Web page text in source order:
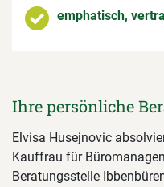
emphatisch,
Ihre persönliche
Elvisa Husejnovic
Kauffrau für
Beratungsstelle